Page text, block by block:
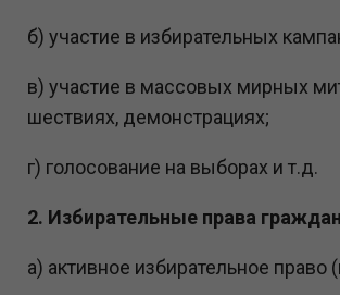
б) участие в избирательных
в) участие в массовых мирных
шествиях, демонстрациях;
г) голосование на выборах и т.д.
2. Избирательные права граждан
а) активное избирательное право